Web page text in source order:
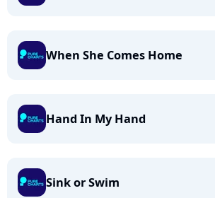
When She Comes Home
Hand In My Hand
Sink or Swim